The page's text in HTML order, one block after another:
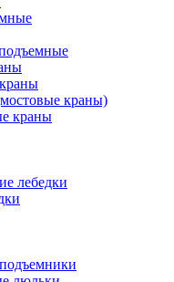
краны)
краны
лебедки